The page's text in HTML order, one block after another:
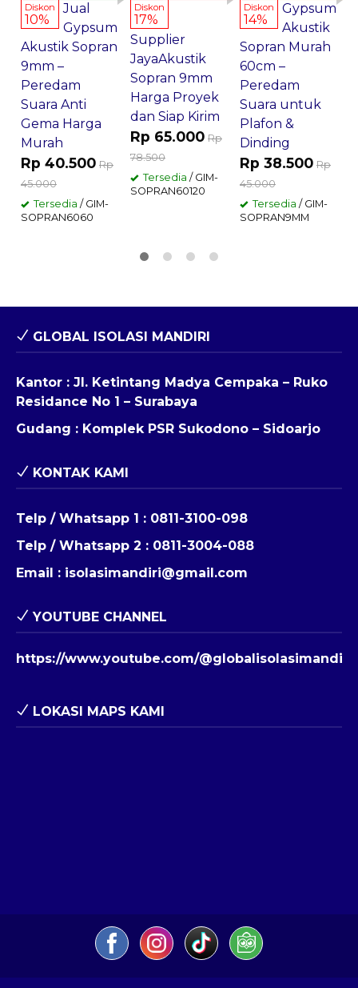
Diskon
10%
Jual
Gypsum
Akustik Sopran
9mm –
Peredam
Suara Anti
Gema Harga
Murah
Rp 40.500 Rp
45.000
Tersedia / GIM-
SOPRAN6060
Diskon
17%
Supplier
JayaAkustik
Sopran 9mm
Harga Proyek
dan Siap Kirim
Rp 65.000 Rp
78.500
Tersedia / GIM-
SOPRAN60120
Diskon
14%
Gypsum
Akustik
Sopran Murah
60cm –
Peredam
Suara untuk
Plafon &
Dinding
Rp 38.500 Rp
45.000
Tersedia / GIM-
SOPRAN9MM
GLOBAL ISOLASI MANDIRI
Kantor : Jl. Ketintang Madya Cempaka – Ruko
Residance No 1 – Surabaya
Gudang : Komplek PSR Sukodono – Sidoarjo
KONTAK KAMI
Telp / Whatsapp 1 : 0811-3100-098
Telp / Whatsapp 2 : 0811-3004-088
Email : isolasimandiri@gmail.com
YOUTUBE CHANNEL
https://www.youtube.com/@globalisolasimandiri
LOKASI MAPS KAMI